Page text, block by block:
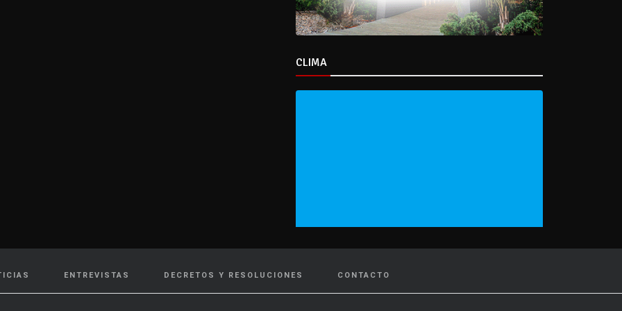
CLIMA
ENTREVISTAS DECRETOS Y RESOLUCIONES CONTACTO